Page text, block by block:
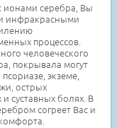
ионами серебра, Вы
инфракрасными
процессов.
человеческого
покрывала могут
экземе,
острых
суставных болях. В
согреет Вас и